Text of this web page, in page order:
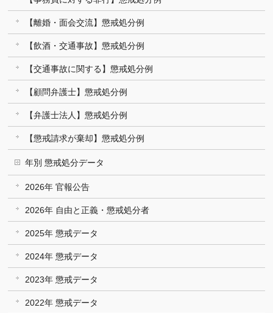
【離婚・面会交流】懲戒処分例
【飲酒・交通事故】懲戒処分例
【交通事故に関する】懲戒処分例
【顧問弁護士】懲戒処分例
【弁護士法人】懲戒処分例
【懲戒請求が棄却】懲戒処分例
年別 懲戒処分データ
2026年 官報公告
2026年 自由と正義・懲戒処分者
2025年 懲戒データ
2024年 懲戒データ
2023年 懲戒データ
2022年 懲戒データ